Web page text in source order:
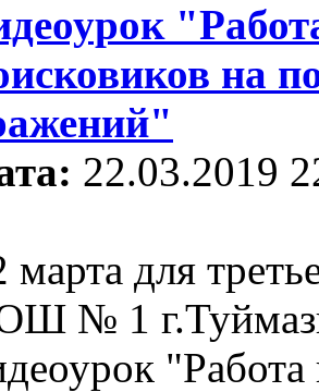
на
22.03.2019
марта для
№ 1
"Работа